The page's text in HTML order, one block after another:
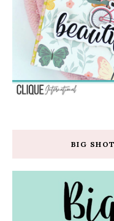
BIG